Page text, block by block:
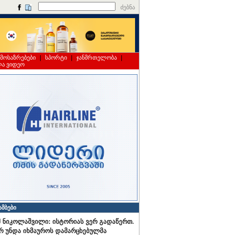
ძებნა
მოსაზრებები სპორტი ჯანმრთელობა
ვიდეო
ნიკოლაშვილი: ისტორიას ვერ გადაწერთ.
უნდა იხმაუროს დამარცხებულმა